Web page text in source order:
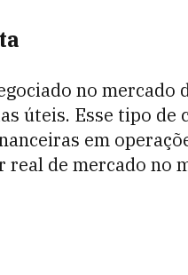
no
úteis. Esse tipo
em
real de mercado no